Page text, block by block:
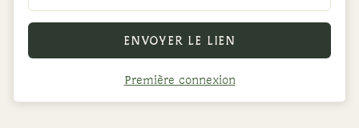
ENVOYER LE LIEN
Première connexion